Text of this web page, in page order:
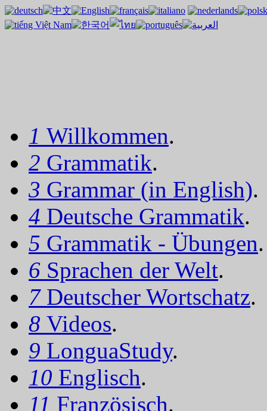
1 Willkommen.
2 Grammatik.
3 Grammar (in English).
4 Deutsche Grammatik.
5 Grammatik - Übungen.
6 Sprachen der Welt.
7 Deutscher Wortschatz.
8 Videos.
9 LonguaStudy.
10 Englisch.
11 Französisch.